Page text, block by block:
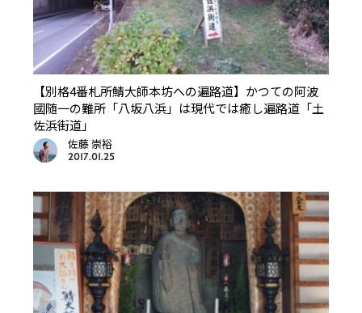
【別格4番札所鯖大師本坊への遍路道】かつての阿波
國随一の難所「八坂八浜」は現代では癒し遍路道「土
佐浜街道」
佐藤 崇裕
2017.01.25